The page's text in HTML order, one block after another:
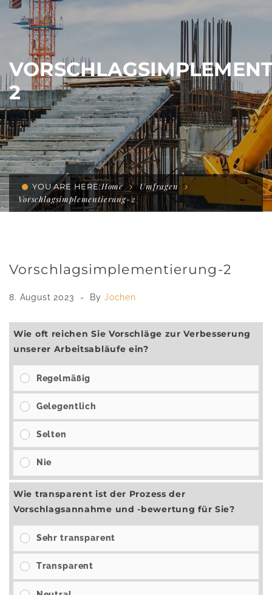
2
YOU ARE HERE:Home
Umfragen
Vorschlagsimplementierung-2
Vorschlagsimplementierung-2
8. August 2023 By Jochen
Wie oft reichen Sie Vorschläge zur Verbesserung
unserer Arbeitsabläufe ein?
Regelmäßig
Gelegentlich
Selten
Nie
Wie transparent ist der Prozess der
Vorschlagsannahme und -bewertung für Sie?
Sehr transparent
Transparent